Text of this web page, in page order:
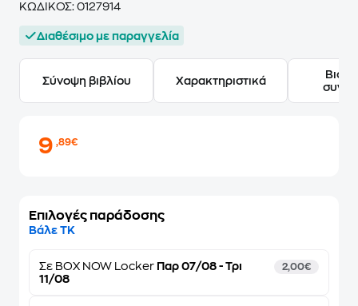
ΚΩΔΙΚΟΣ: 0127914
Διαθέσιμο με παραγγελία
Σύνοψη βιβλίου Χαρακτηριστικά
9,89€
Επιλογές παράδοσης
Βάλε ΤΚ
Σε BOX NOW Locker Παρ 07/08 - Τρι
11/08
2,00€